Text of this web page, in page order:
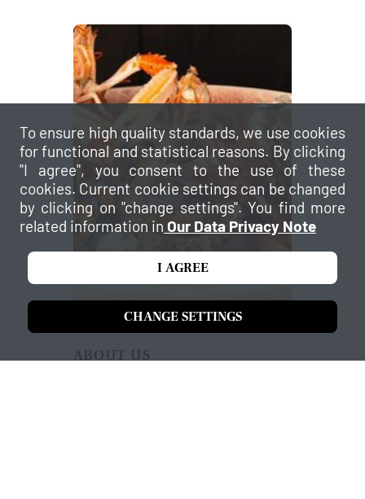
ABOUT US
To ensure high quality standards, we use cookies
for functional and statistical reasons. By clicking
"I agree", you consent to the use of these
cookies. Current cookie settings can be changed
by clicking on "change settings". You find more
related information in Our Data Privacy Note
CHANGE SETTINGS
I AGREE